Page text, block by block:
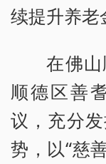
续提升养老
在佛
顺德区善
议，充分
势，以“慈